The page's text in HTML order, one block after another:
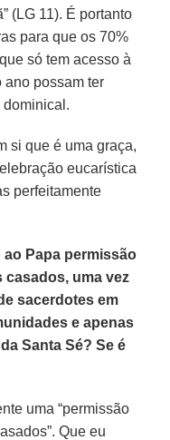
(LG 11). É portanto
para que os 70%
só tem acesso à
ano possam ter
si que é uma graça,
eucarística
perfeitamente
Papa permissão
casados, uma vez
sacerdotes em
e apenas
Santa Sé? Se é
uma “permissão
Que eu